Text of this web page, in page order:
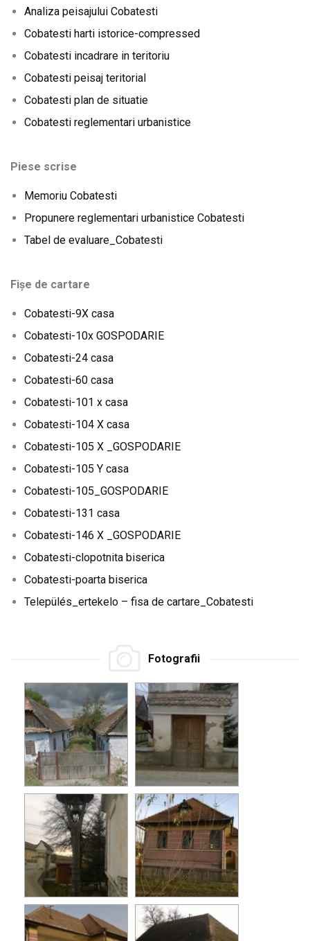
Analiza peisajului Cobatesti
Cobatesti harti istorice-compressed
Cobatesti incadrare in teritoriu
Cobatesti peisaj teritorial
Cobatesti plan de situatie
Cobatesti reglementari urbanistice
Piese scrise
Memoriu Cobatesti
Propunere reglementari urbanistice Cobatesti
Tabel de evaluare_Cobatesti
Fișe de cartare
Cobatesti-9X casa
Cobatesti-10x GOSPODARIE
Cobatesti-24 casa
Cobatesti-60 casa
Cobatesti-101 x casa
Cobatesti-104 X casa
Cobatesti-105 X _GOSPODARIE
Cobatesti-105 Y casa
Cobatesti-105_GOSPODARIE
Cobatesti-131 casa
Cobatesti-146 X _GOSPODARIE
Cobatesti-clopotnita biserica
Cobatesti-poarta biserica
Település_ertekelo – fisa de cartare_Cobatesti
Fotografii